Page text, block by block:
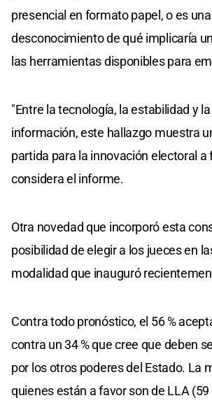
presencial en formato papel, o es
desconocimiento de qué implicaría
las herramientas disponibles para
"Entre la tecnología, la estabilidad y
información, este hallazgo muestra
partida para la innovación electoral a
considera el informe.
Otra novedad que incorporó esta
posibilidad de elegir a los jueces en
modalidad que inauguró
Contra todo pronóstico, el 56 %
contra un 34 % que cree que deben
por los otros poderes del Estado. La
quienes están a favor son de LLA (59